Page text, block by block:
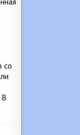
со
В